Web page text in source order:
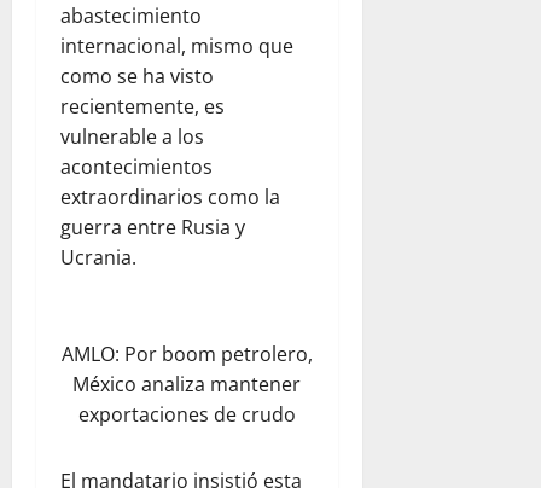
abastecimiento
internacional, mismo que
como se ha visto
recientemente, es
vulnerable a los
acontecimientos
extraordinarios como la
guerra entre Rusia y
Ucrania.
AMLO: Por boom petrolero,
México analiza mantener
exportaciones de crudo
El mandatario insistió esta